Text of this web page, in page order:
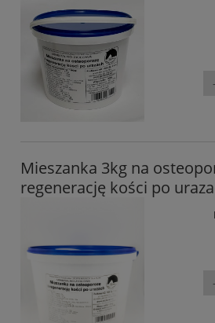
Mieszanka 3kg na
regenerację kości po